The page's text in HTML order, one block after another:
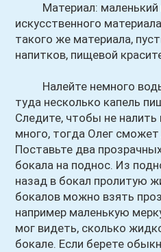
Материал: маленький
искусственного
такого же материала,
напитков, пищевой
Налейте немного воды
туда несколько капель
Следите, чтобы не
много, тогда Олег сможет
Поставьте два
бокала на поднос. Из
назад в бокал пролитую
бокалов можно взять
например маленькую
мог видеть, сколько
бокале. Если берете